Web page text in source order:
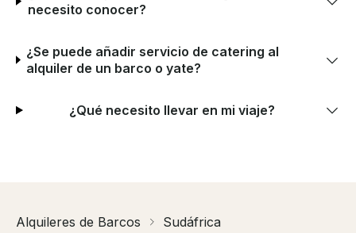
necesito conocer?
¿Se puede añadir servicio de catering al
alquiler de un barco o yate?
¿Qué necesito llevar en mi viaje?
Alquileres de Barcos Sudáfrica